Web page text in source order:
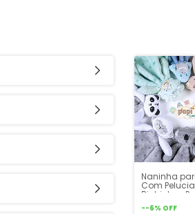
Naninha
Com Pelucia
Bichinhos
Friends
--6% OFF